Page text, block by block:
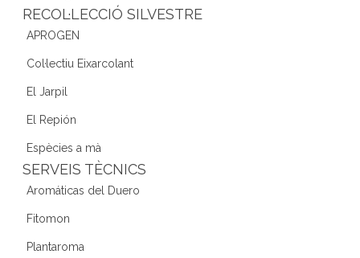
RECOL·LECCIÓ SILVESTRE
APROGEN
Col·lectiu Eixarcolant
El Jarpil
El Repión
Espècies a mà
SERVEIS TÈCNICS
Aromáticas del Duero
Fitomon
Plantaroma